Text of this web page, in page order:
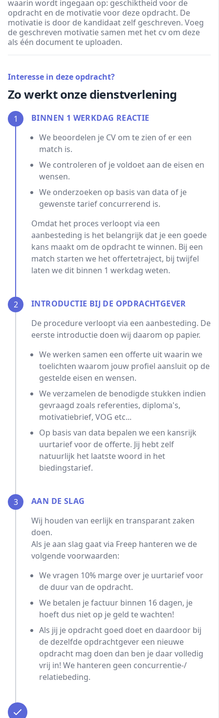
waarin wordt ingegaan op: geschiktheid voor de
opdracht en de motivatie voor deze opdracht. De
motivatie is door de kandidaat zelf geschreven. Voeg
de geschreven motivatie samen met het cv om deze
als één document te uploaden.
Interesse in deze opdracht?
Zo werkt onze dienstverlening
1
BINNEN 1 WERKDAG REACTIE
We beoordelen je CV om te zien of er een
match is.
We controleren of je voldoet aan de eisen en
wensen.
We onderzoeken op basis van data of je
gewenste tarief concurrerend is.
Omdat het proces verloopt via een
aanbesteding is het belangrijk dat je een goede
kans maakt om de opdracht te winnen. Bij een
match starten we het offertetraject, bij twijfel
laten we dit binnen 1 werkdag weten.
2
INTRODUCTIE BIJ DE OPDRACHTGEVER
De procedure verloopt via een aanbesteding. De
eerste introductie doen wij daarom op papier.
We werken samen een offerte uit waarin we
toelichten waarom jouw profiel aansluit op de
gestelde eisen en wensen.
We verzamelen de benodigde stukken indien
gevraagd zoals referenties, diploma's,
motivatiebrief, VOG etc...
Op basis van data bepalen we een kansrijk
uurtarief voor de offerte. Jij hebt zelf
natuurlijk het laatste woord in het
biedingstarief.
3
AAN DE SLAG
Wij houden van eerlijk en transparant zaken
doen.
Als je aan slag gaat via Freep hanteren we de
volgende voorwaarden:
We vragen 10% marge over je uurtarief voor
de duur van de opdracht.
We betalen je factuur binnen 16 dagen, je
hoeft dus niet op je geld te wachten!
Als jij je opdracht goed doet en daardoor bij
de dezelfde opdrachtgever een nieuwe
opdracht mag doen dan ben je daar volledig
vrij in! We hanteren geen concurrentie-/
relatiebeding.